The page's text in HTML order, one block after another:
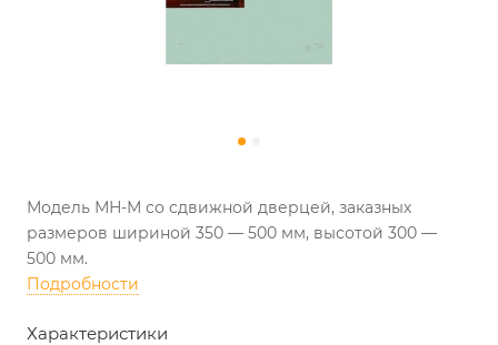
Модель МН-М со сдвижной дверцей, заказных
размеров шириной 350 — 500 мм, высотой 300 —
500 мм.
Подробности
Характеристики